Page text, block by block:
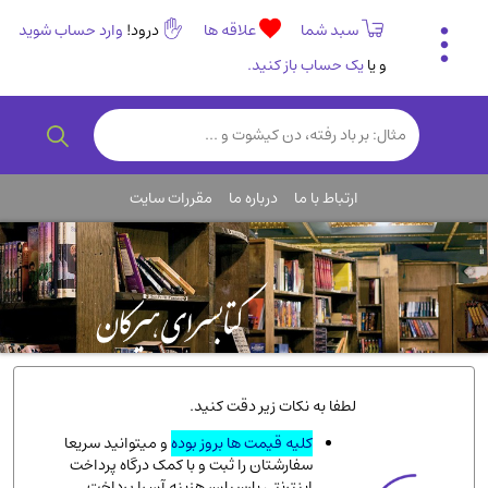
سبد شما علاقه ها درود! وارد حساب شوید
و یایک حساب باز کنید.
تاریخی و فرهنگی
(838)
رمان و داستان ایرانی(307)
روانشناسی(357)
انگلیسی و زبان خارجی(14)
کودکان و نوجوانان(76)
کتب نادر و کمیاب(19)
روانشناسی(112)
طب گیاهی و سنتی(45)
فلسفه و جامعه شناسی(151)
ادبیات و شعر
ارتباط با ما درباره ما مقررات سایت
لطفا به نکات زیر دقت کنید.
کلیه قیمت ها بروز بودهو میتوانید سریعا
سفارشتان را ثبت و با کمک درگاه پرداخت